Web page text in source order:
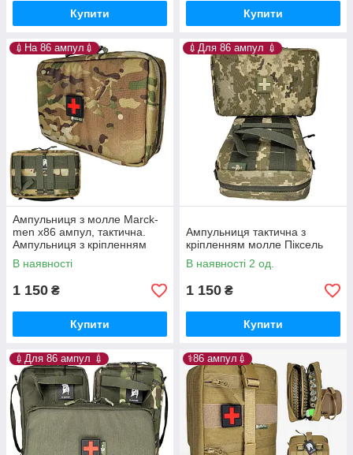
Купити Купити
💉На 86 ампул💉
Ампульниця з молле Marck-
men х86 ампул, тактична.
Ампульниця з кріпленням
молле, із захисними
стінками. А826
В наявності
1 150 ₴
Купити
💉Для 86 ампул 💉
Ампульниця тактична з
кріпленням молле Піксель
В наявності 2 од.
1 150 ₴
Купити
💉Для 86 ампул 💉 ⚕️86 ампул💉